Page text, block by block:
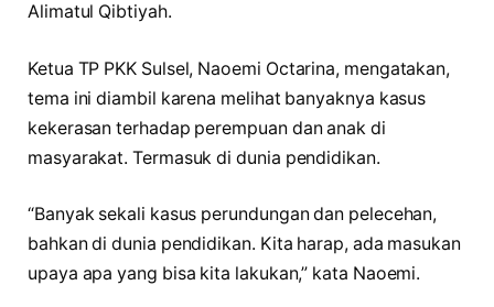
Alimatul Qibtiyah.
Ketua TP PKK Sulsel, Naoemi Octarina, mengatakan,
tema ini diambil karena melihat banyaknya kasus
kekerasan terhadap perempuan dan anak di
masyarakat. Termasuk di dunia pendidikan.
“Banyak sekali kasus perundungan dan pelecehan,
bahkan di dunia pendidikan. Kita harap, ada masukan
upaya apa yang bisa kita lakukan,” kata Naoemi.